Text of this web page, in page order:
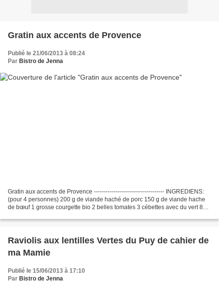
Gratin aux accents de Provence
Publié le 21/06/2013 à 08:24
Par Bistro de Jenna
Gratin aux accents de Provence ------------------------------------ INGREDIENS:
(pour 4 personnes) 200 g de viande haché de porc 150 g de viande hache
de bœuf 1 grosse courgette bio 2 belles tomates 3 cébettes avec du vert 8
Raviolis aux lentilles Vertes du Puy de cahier de
ma Mamie
Publié le 15/06/2013 à 17:10
Par Bistro de Jenna